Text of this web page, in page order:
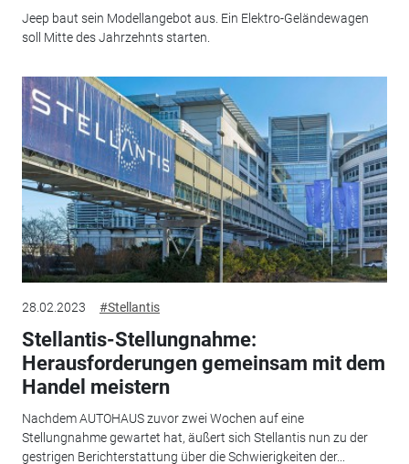
Jeep baut sein Modellangebot aus. Ein Elektro-Geländewagen
soll Mitte des Jahrzehnts starten.
28.02.2023 #Stellantis
Stellantis-Stellungnahme:
Herausforderungen gemeinsam mit dem
Handel meistern
Nachdem AUTOHAUS zuvor zwei Wochen auf eine
Stellungnahme gewartet hat, äußert sich Stellantis nun zu der
gestrigen Berichterstattung über die Schwierigkeiten der...